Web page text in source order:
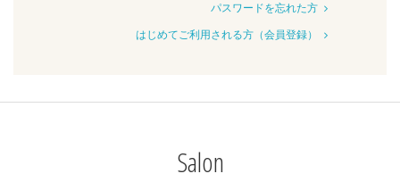
パスワードを忘れた方
はじめてご利用される方（会員登録）
Salon